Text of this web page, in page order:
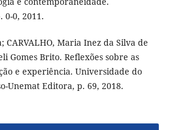
0-0, 2011.
CARVALHO, Maria Inez da Silva de
Gomes Brito. Reflexões sobre as
e experiência. Universidade do
Unemat Editora, p. 69, 2018.